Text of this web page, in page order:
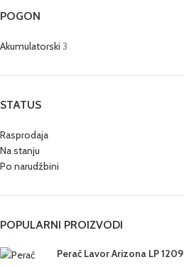
POGON
Akumulatorski 3
STATUS
Rasprodaja
Na stanju
Po narudžbini
POPULARNI PROIZVODI
Perač Lavor Arizona LP 1209